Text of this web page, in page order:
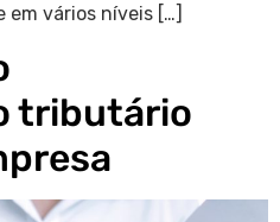
em vários níveis […]
tributário